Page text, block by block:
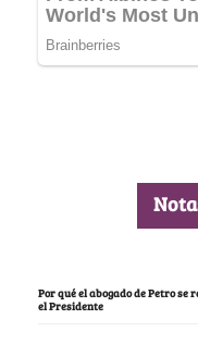
Por qué el abogado de Petro se
el Presidente